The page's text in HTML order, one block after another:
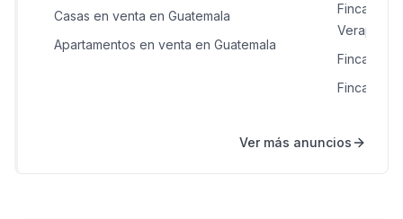
Casas en venta en Guatemala
Apartamentos en venta en Guatemala
Fincas en
Verapaz
Fincas en
Fincas en
Ver más anuncios